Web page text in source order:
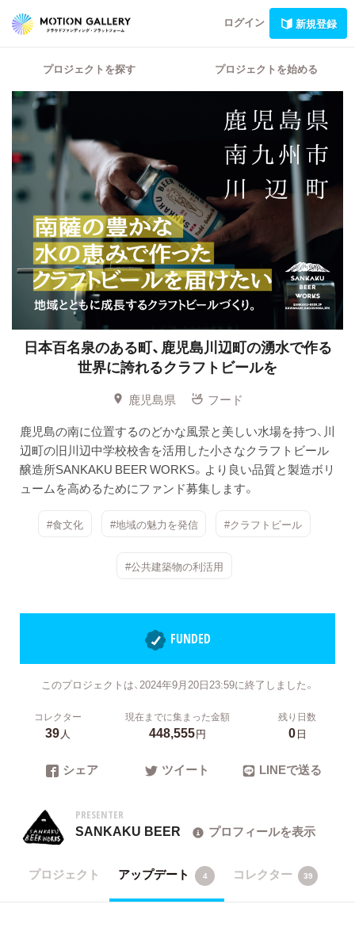
ログイン 新規登録
プロジェクトを探す プロジェクトを始める
日本百名泉のある町、鹿児島川辺町の湧水で作る
世界に誇れるクラフトビールを
鹿児島県
フード
鹿児島の南に位置するのどかな風景と美しい水場を持つ、川
辺町の旧川辺中学校校舎を活用した小さなクラフトビール
醸造所SANKAKU BEER WORKS。より良い品質と製造ボリ
ュームを高めるためにファンド募集します。
#食文化 #地域の魅力を発信 #クラフトビール
#公共建築物の利活用
FUNDED
このプロジェクトは、2024年9月20日23:59に終了しました。
コレクター
39人
現在までに集まった金額
448,555円
残り日数
0日
シェア ツイート LINEで送る
PRESENTER
SANKAKU BEER プロフィールを表示
プロジェクト アップデート 4 コレクター 39